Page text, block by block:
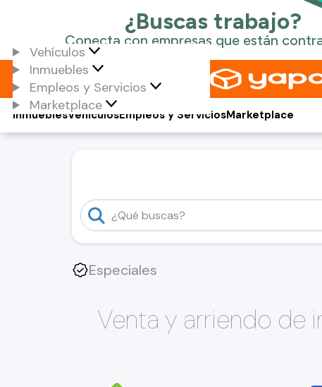
Vehículos
Inmuebles
Empleos y Servicios
Marketplace
Vehículos
Inmuebles Empleos y ServiciosMarketplace
Especiales
Venta y arriendo de